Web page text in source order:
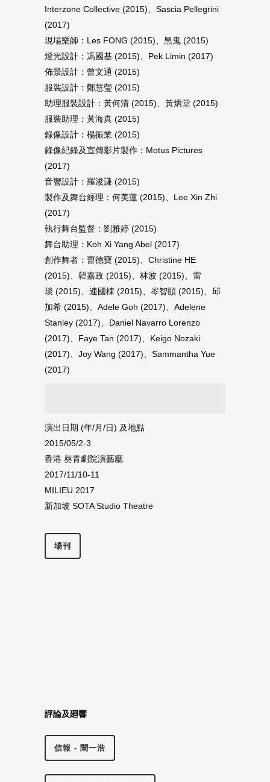
Interzone Collective (2015)、Sascia Pellegrini
(2017)
現場樂師：Les FONG (2015)、黑鬼 (2015)
燈光設計：馮國基 (2015)、Pek Limin (2017)
佈景設計：曾文通 (2015)
服裝設計：鄭慧瑩 (2015)
助理服裝設計：黃何清 (2015)、黃炳堂 (2015)
服裝助理：黃海真 (2015)
錄像設計：楊振業 (2015)
錄像紀錄及宣傳影片製作：Motus Pictures
(2017)
音響設計：羅浚謙 (2015)
製作及舞台經理：何美蓮 (2015)、Lee Xin Zhi
(2017)
執行舞台監督：劉雅婷 (2015)
舞台助理：Koh Xi Yang Abel (2017)
創作舞者：曹德寶 (2015)、Christine HE
(2015)、韓嘉政 (2015)、林波 (2015)、雷
琰 (2015)、連國棟 (2015)、岑智頤 (2015)、邱
加希 (2015)、Adele Goh (2017)、Adelene
Stanley (2017)、Daniel Navarro Lorenzo
(2017)、Faye Tan (2017)、Keigo Nozaki
(2017)、Joy Wang (2017)、Sammantha Yue
(2017)
演出日期 ‭(‬年‭/‬月‭/‬日‭) ‬及地點
2015/05/2-3
香港 葵青劇院演藝廳
2017/11/10-11
MILIEU 2017
新加坡 SOTA Studio Theatre
場刊
評論及廻響
信報 - 聞一浩